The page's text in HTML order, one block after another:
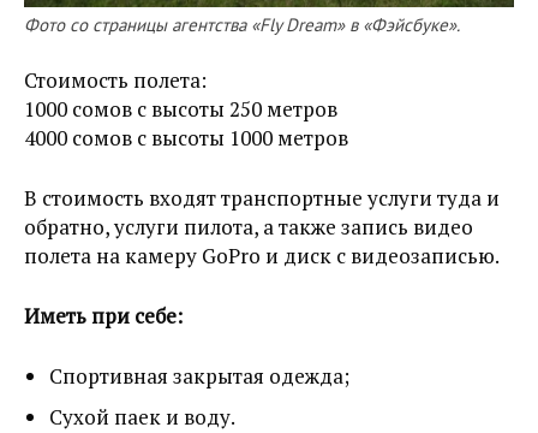
Фото со страницы агентства «Fly Dream» в «Фэйсбуке».
Стоимость полета:
1000 сомов с высоты 250 метров
4000 сомов с высоты 1000 метров
В стоимость входят транспортные услуги туда и
обратно, услуги пилота, а также запись видео
полета на камеру GoPro и диск с видеозаписью.
Иметь при себе:
Спортивная закрытая одежда;
Сухой паек и воду.